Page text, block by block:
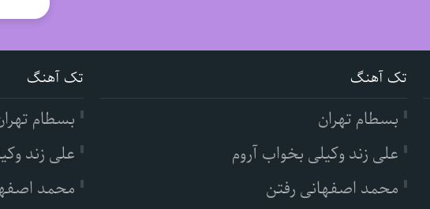
تک آهنگ
بسطام تهران
علی زند وکیلی بخواب آروم
محمد اصفهانی رفتن
تک آهنگ
بسطام
علی زند
محمد